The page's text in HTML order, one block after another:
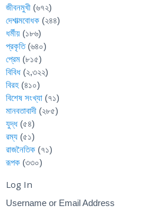
জীবনমুখী (৬৭২)
দেশাত্মবোধক (২৪৪)
ধর্মীয় (১৮৬)
প্রকৃতি(৬৪০)
প্রেম (৮১৫)
বিবিধ (২,৩২২)
বিরহ (৪১০)
বিশেষ সংখ্যা (৭১)
মানবতাবাদী (২৮৫)
যুদ্ধ (৫৪)
রম্য (৫১)
রাজনৈতিক (৭১)
রূপক (৩৩০)
Log In
Username or Email Address